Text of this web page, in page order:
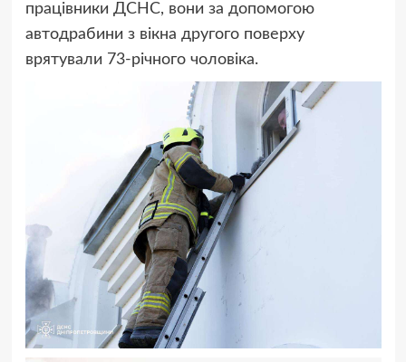
працівники ДСНС, вони за допомогою
автодрабини з вікна другого поверху
врятували 73-річного чоловіка.